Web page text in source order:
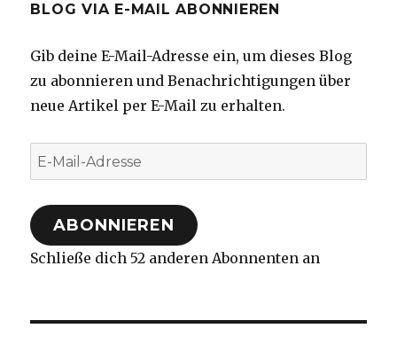
BLOG VIA E-MAIL ABONNIEREN
Gib deine E-Mail-Adresse ein, um dieses Blog
zu abonnieren und Benachrichtigungen über
neue Artikel per E-Mail zu erhalten.
E-
Mail-
Adresse
ABONNIEREN
Schließe dich 52 anderen Abonnenten an